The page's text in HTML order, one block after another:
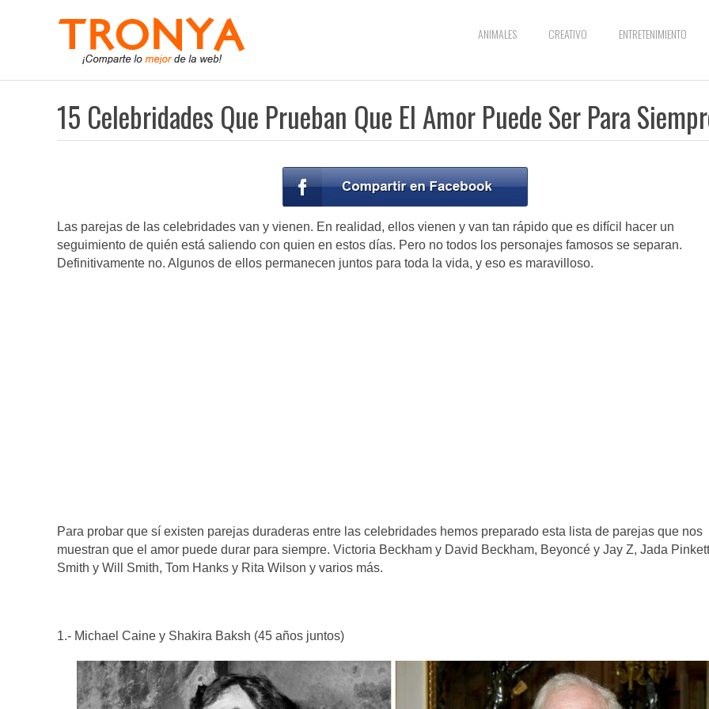
ANIMALES CREATIVO ENTRETENIMIENTO
15 Celebridades Que Prueban Que El Amor Puede Ser Para
Las parejas de las celebridades van y vienen. En realidad, ellos vienen y van tan rápido que es difícil hacer un
seguimiento de quién está saliendo con quien en estos días. Pero no todos los personajes famosos se separan.
Definitivamente no. Algunos de ellos permanecen juntos para toda la vida, y eso es maravilloso.
Para probar que sí existen parejas duraderas entre las celebridades hemos preparado esta lista de parejas que nos
muestran que el amor puede durar para siempre. Victoria Beckham y David Beckham, Beyoncé y Jay Z, Jada Pinkett
Smith y Will Smith, Tom Hanks y Rita Wilson y varios más.
1.- Michael Caine y Shakira Baksh (45 años juntos)